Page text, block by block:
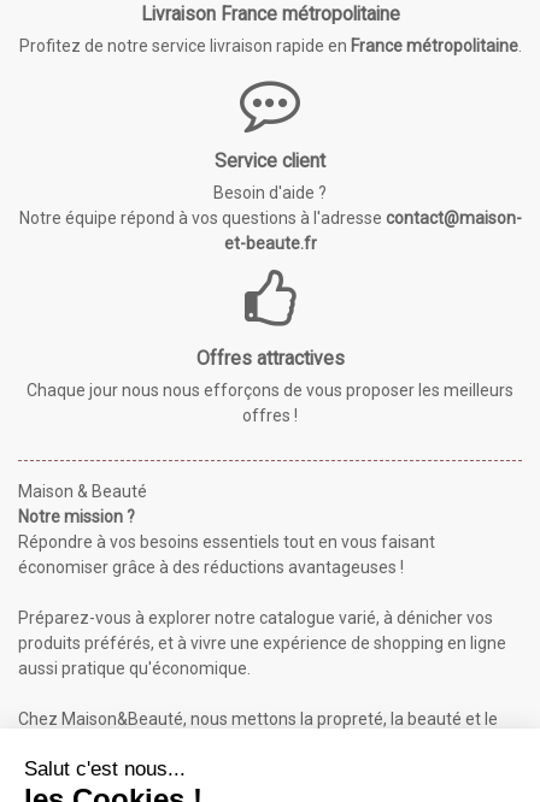
Livraison France métropolitaine
Profitez de notre service livraison rapide en France métropolitaine.
Service client
Besoin d'aide ?
Notre équipe répond à vos questions à l'adresse contact@maison-
et-beaute.fr
Offres attractives
Chaque jour nous nous efforçons de vous proposer les meilleurs
offres !
Maison & Beauté
Notre mission ?
Répondre à vos besoins essentiels tout en vous faisant
économiser grâce à des réductions avantageuses !
Préparez-vous à explorer notre catalogue varié, à dénicher vos
produits préférés, et à vivre une expérience de shopping en ligne
aussi pratique qu'économique.
Chez Maison&Beauté, nous mettons la propreté, la beauté et le
Maison & Beauté : Informations
À propos de nous